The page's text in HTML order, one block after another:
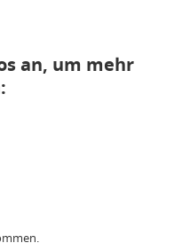
an, um mehr